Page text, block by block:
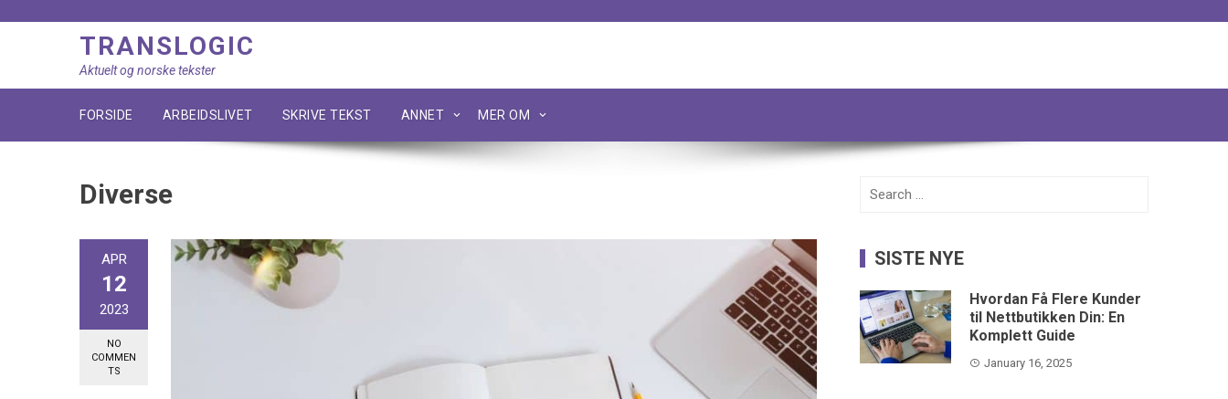
TRANSLOGIC
Aktuelt og norske tekster
FORSIDE ARBEIDSLIVET SKRIVE TEKST ANNET MER OM
Diverse
APR
12
2023
NO
COMMEN
TS
Search
SISTE NYE
Hvordan Få Flere Kunder
til Nettbutikken Din: En
Komplett Guide
January 16, 2025